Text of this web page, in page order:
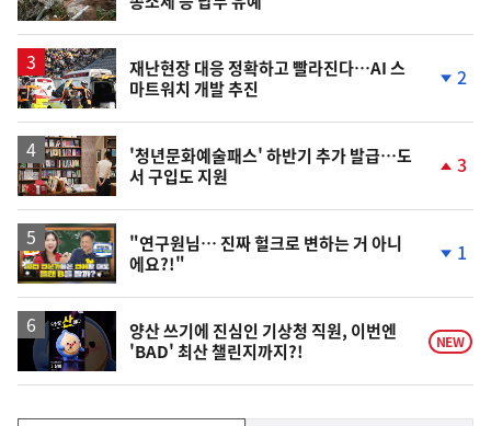
재난현장 대응 정확하고 빨라진다…AI 스
마트워치 개발 추진
2
'청년문화예술패스' 하반기 추가 발급…도
서 구입도 지원
3
영
상
"연구원님… 진짜 헐크로 변하는 거 아니
에요?!"
락
1
영
양산 쓰기에 진심인 기상청 직원, 이번엔
'BAD' 최산 챌린지까지?!
NEW